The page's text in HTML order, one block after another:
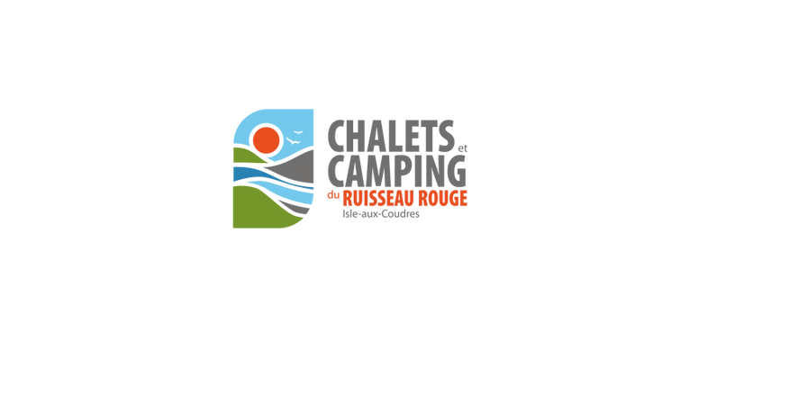
4 belles îles où faire du
vélo au Québec